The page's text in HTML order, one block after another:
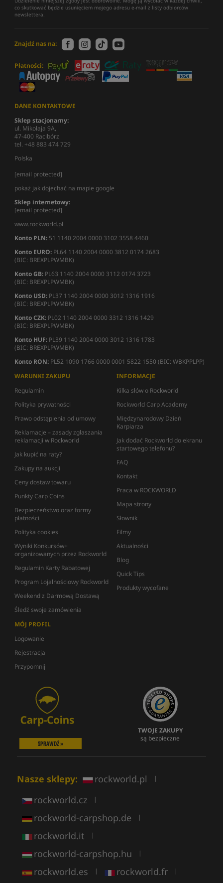
co skutkować będzie usunięciem mojego adresu e-mail z listy odbiorców
newslettera.
Znajdź nas na:
Płatności:
DANE KONTAKTOWE
Sklep stacjonarny:
ul. Mikołaja 9A,
47-400 Racibórz
tel. +48 883 474 729
Polska
[email protected]
pokaż jak dojechać na mapie google
Sklep internetowy:
[email protected]
www.rockworld.pl
Konto PLN: 51 1140 2004 0000 3102 3558 4460
Konto EURO: PL64 1140 2004 0000 3812 0174 2683
(BIC: BREXPLPWMBK)
Konto GB: PL63 1140 2004 0000 3112 0174 3723
(BIC: BREXPLPWMBK)
Konto USD: PL37 1140 2004 0000 3012 1316 1916
(BIC: BREXPLPWMBK)
Konto CZK: PL02 1140 2004 0000 3312 1316 1429
(BIC: BREXPLPWMBK)
Konto HUF: PL39 1140 2004 0000 3012 1316 1783
(BIC: BREXPLPWMBK)
Konto RON: PL52 1090 1766 0000 0001 5822 1550 (BIC: WBKPPLPP)
WARUNKI ZAKUPU
Regulamin
Polityka prywatności
Prawo odstąpienia od umowy
Reklamacje – zasady zgłaszania
reklamacji w Rockworld
Jak kupić na raty?
Zakupy na aukcji
Ceny dostaw towaru
Punkty Carp Coins
Bezpieczeństwo oraz formy
płatności
Polityka cookies
Wyniki Konkursów+
organizowanych przez Rockworld
Regulamin Karty Rabatowej
Program Lojalnościowy Rockworld
Weekend z Darmową Dostawą
Śledź swoje zamówienia
INFORMACJE
Kilka słów o Rockworld
Rockworld Carp Academy
Międzynarodowy Dzień
Karpiarza
Jak dodać Rockworld do ekranu
startowego telefonu?
FAQ
Kontakt
Praca w ROCKWORLD
Mapa strony
Słownik
Filmy
Aktualności
Blog
Quick Tips
Produkty wycofane
MÓJ PROFIL
Logowanie
Rejestracja
Przypomnij
SPRAWDŹ »
TWOJE ZAKUPY
są bezpieczne
Nasze sklepy: rockworld.pl |
rockworld.cz |
rockworld-carpshop.de |
rockworld.it |
rockworld-carpshop.hu |
rockworld.es | rockworld.fr |